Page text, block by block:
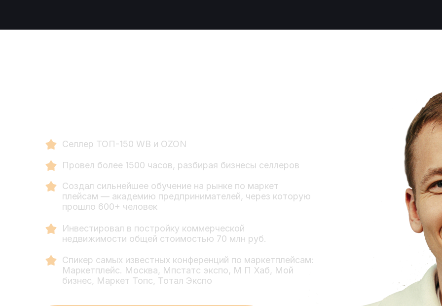
Спикер самых известных конференций по маркетплейсам:
Маркетплейс. Москва, Мпстатс экспо, М П Хаб, Мой
бизнес, Маркет Топс, Тотал Экспо
Инвестировал в постройку коммерческой
недвижимости общей стоимостью 70 млн руб.
Создал сильнейшее обучение на рынке по маркет
плейсам — академию предпринимателей, через которую
прошло 600+ человек
Провел более 1500 часов, разбирая бизнесы селлеров
Селлер ТОП-150 WB и OZON